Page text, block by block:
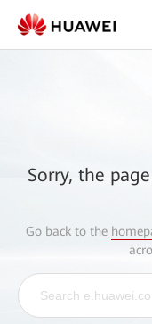
Sorry, the
Go back to the